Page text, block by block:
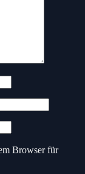
Browser für